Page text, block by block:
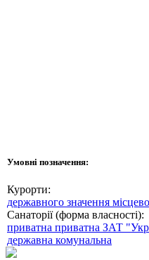
Умовні позначення:
Курорти:
державного значення
Санаторії (форма власності):
приватна приватна ЗАТ
державна комунальна